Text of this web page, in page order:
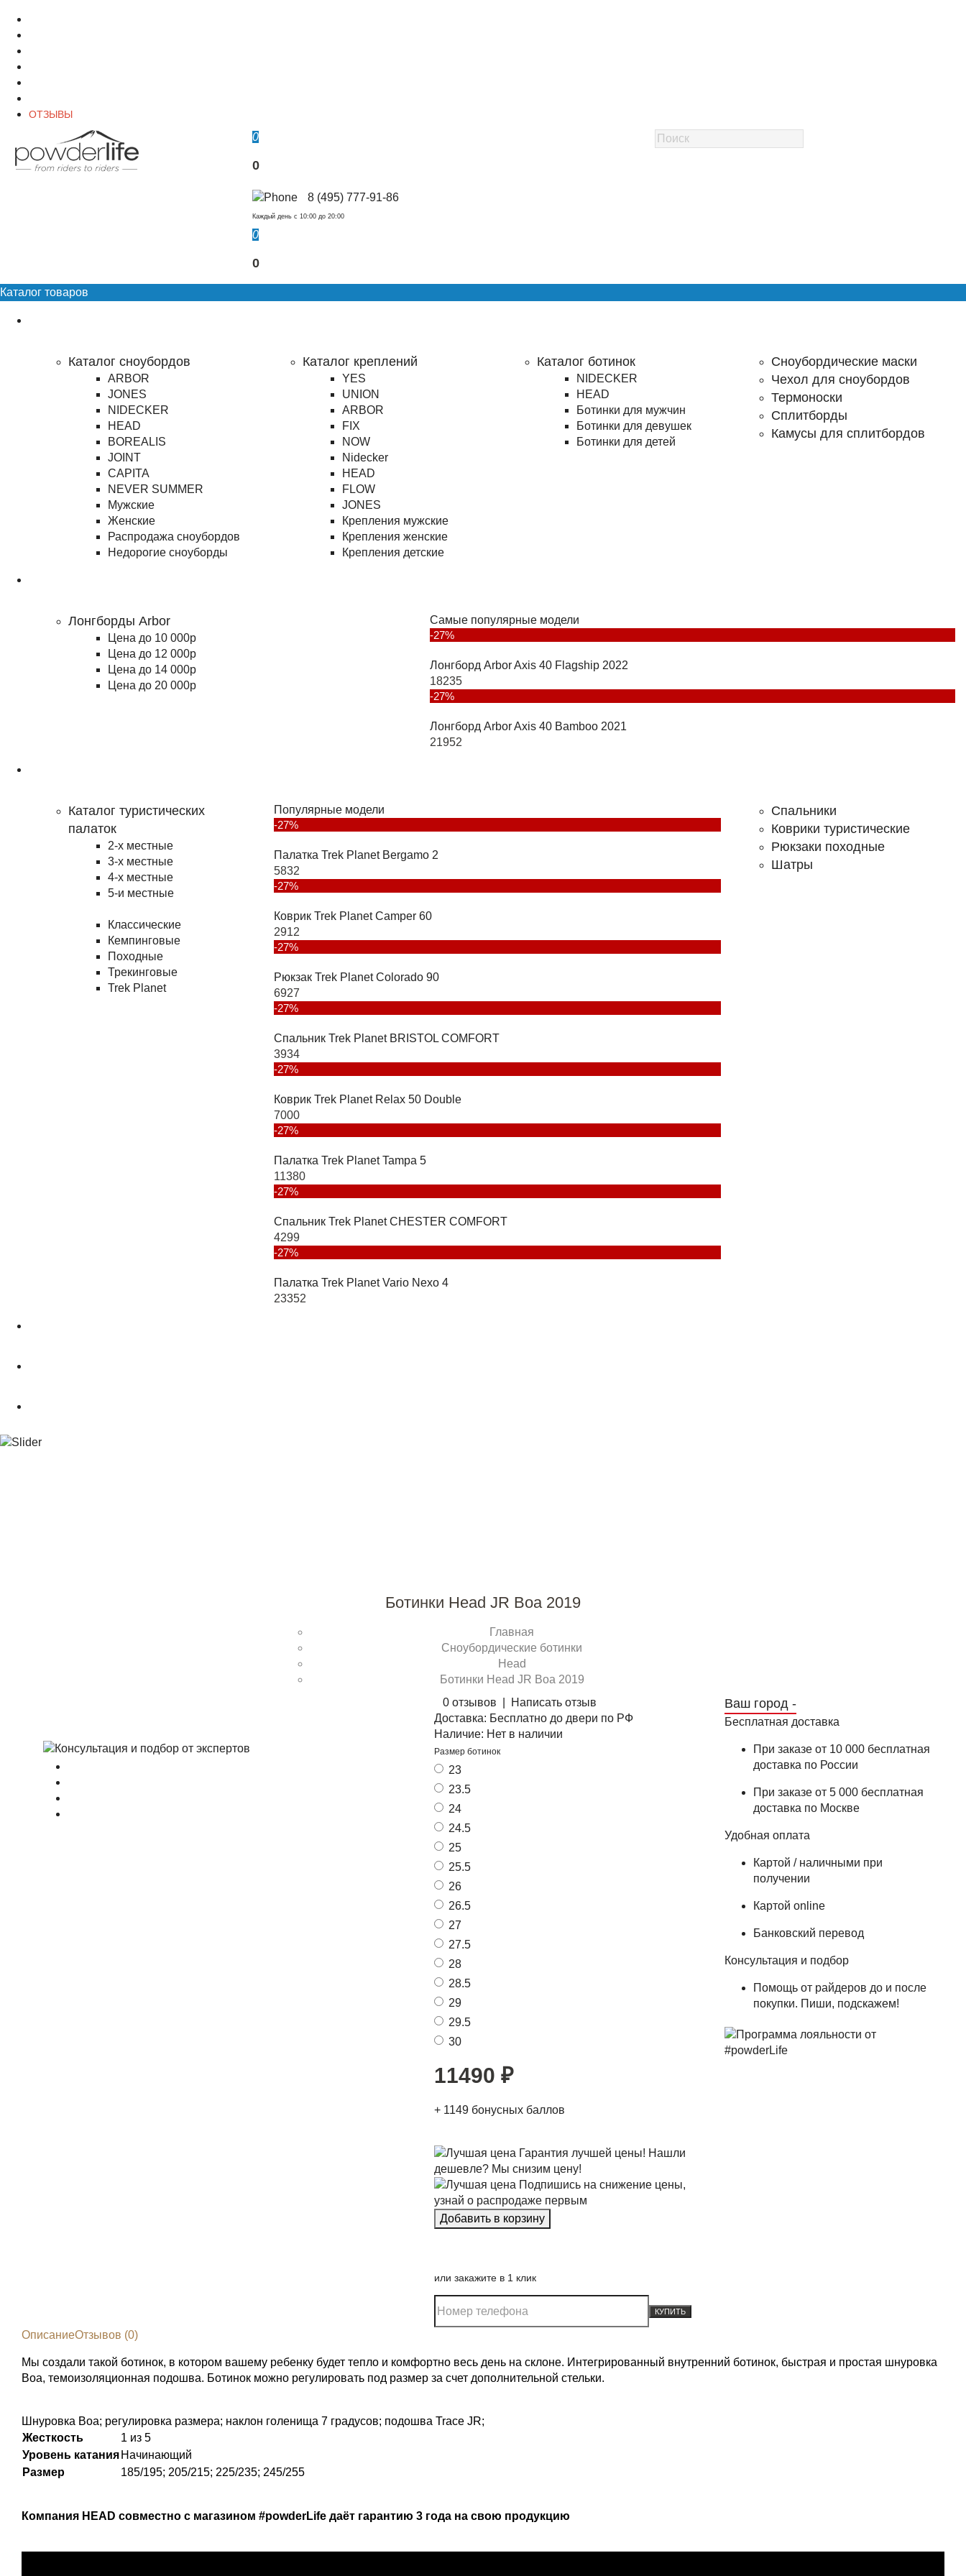
ОТЗЫВЫ
0
0
8 (495) 777-91-86
Каждый день c 10:00 до 20:00
0
0
Каталог товаров
Каталог сноубордов
ARBOR
JONES
NIDECKER
HEAD
BOREALIS
JOINT
CAPITA
NEVER SUMMER
Мужские
Женские
Распродажа сноубордов
Недорогие сноуборды
Каталог креплений
YES
UNION
ARBOR
FIX
NOW
Nidecker
HEAD
FLOW
JONES
Крепления мужские
Крепления женские
Крепления детские
Каталог ботинок
NIDECKER
HEAD
Ботинки для мужчин
Ботинки для девушек
Ботинки для детей
Сноубордические маски
Чехол для сноубордов
Термоноски
Сплитборды
Камусы для сплитбордов
Лонгборды Arbor
Цена до 10 000р
Цена до 12 000р
Цена до 14 000р
Цена до 20 000р
Самые популярные модели
-27%
Лонгборд Arbor Axis 40 Flagship 2022
18235
-27%
Лонгборд Arbor Axis 40 Bamboo 2021
21952
Каталог туристических
палаток
2-х местные
3-х местные
4-х местные
5-и местные
Классические
Кемпинговые
Походные
Трекинговые
Trek Planet
Популярные модели
-27%
Палатка Trek Planet Bergamo 2
5832
-27%
Коврик Trek Planet Camper 60
2912
-27%
Рюкзак Trek Planet Colorado 90
6927
-27%
Спальник Trek Planet BRISTOL COMFORT
3934
-27%
Коврик Trek Planet Relax 50 Double
7000
-27%
Палатка Trek Planet Tampa 5
11380
-27%
Спальник Trek Planet CHESTER COMFORT
4299
-27%
Палатка Trek Planet Vario Nexo 4
23352
Спальники
Коврики туристические
Рюкзаки походные
Шатры
Ботинки Head JR Boa 2019
Главная
Сноубордические ботинки
Head
Ботинки Head JR Boa 2019
0 отзывов
Написать отзыв
Доставка: Бесплатно до двери по РФ
Наличие: Нет в наличии
Размер ботинок
23
23.5
24
24.5
25
25.5
26
26.5
27
27.5
28
28.5
29
29.5
30
11490 ₽
+ 1149 бонусных баллов
Гарантия лучшей цены! Нашли
дешевле? Мы снизим цену!
Подпишись на снижение цены,
узнай о распродаже первым
или закажите в 1 клик
КУПИТЬ
Ваш город -
Бесплатная доставка
При заказе от 10 000 бесплатная
доставка по России
При заказе от 5 000 бесплатная
доставка по Москве
Удобная оплата
Картой / наличными при
получении
Картой online
Банковский перевод
Консультация и подбор
Помощь от райдеров до и после
покупки. Пиши, подскажем!
ОписаниеОтзывов (0)
Мы создали такой ботинок, в котором вашему ребенку будет тепло и комфортно весь день на склоне. Интегрированный внутренний ботинок, быстрая и простая шнуровка
Boa, темоизоляционная подошва. Ботинок можно регулировать под размер за счет дополнительной стельки.
Шнуровка Boa; регулировка размера; наклон голенища 7 градусов; подошва Trace JR;
Жесткость
1 из 5
Уровень катания Начинающий
Размер
185/195; 205/215; 225/235; 245/255
Компания HEAD совместно с магазином #powderLife даёт гарантию 3 года на свою продукцию